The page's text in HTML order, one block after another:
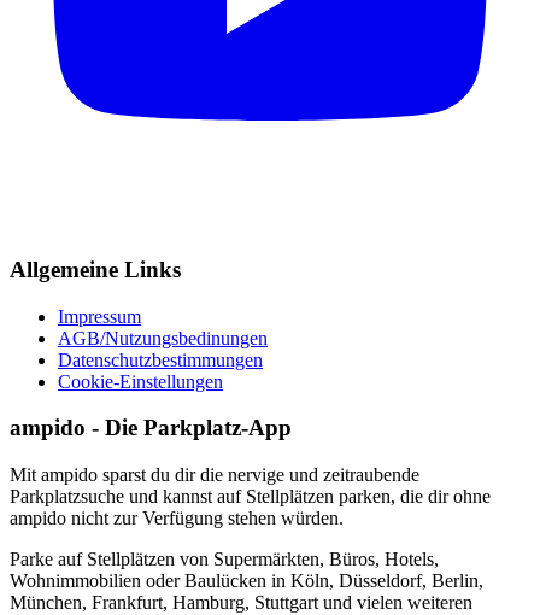
Allgemeine Links
Impressum
AGB/Nutzungsbedinungen
Datenschutzbestimmungen
Cookie-Einstellungen
ampido - Die Parkplatz-App
Mit ampido sparst du dir die nervige und zeitraubende
Parkplatzsuche und kannst auf Stellplätzen parken, die dir ohne
ampido nicht zur Verfügung stehen würden.
Parke auf Stellplätzen von Supermärkten, Büros, Hotels,
Wohnimmobilien oder Baulücken in Köln, Düsseldorf, Berlin,
München, Frankfurt, Hamburg, Stuttgart und vielen weiteren